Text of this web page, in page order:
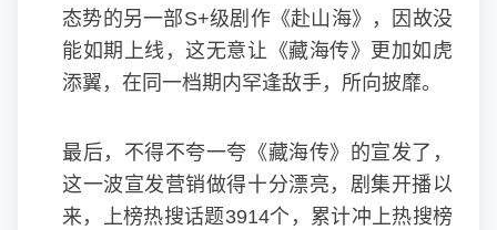
态势的另一部S+级剧作《赴山海》，因故没
能如期上线，这无意让《藏海传》更加如虎
添翼，在同一档期内罕逢敌手，所向披靡。
最后，不得不夸一夸《藏海传》的宣发了，
这一波宣发营销做得十分漂亮，剧集开播以
来，上榜热搜话题3914个，累计冲上热搜榜